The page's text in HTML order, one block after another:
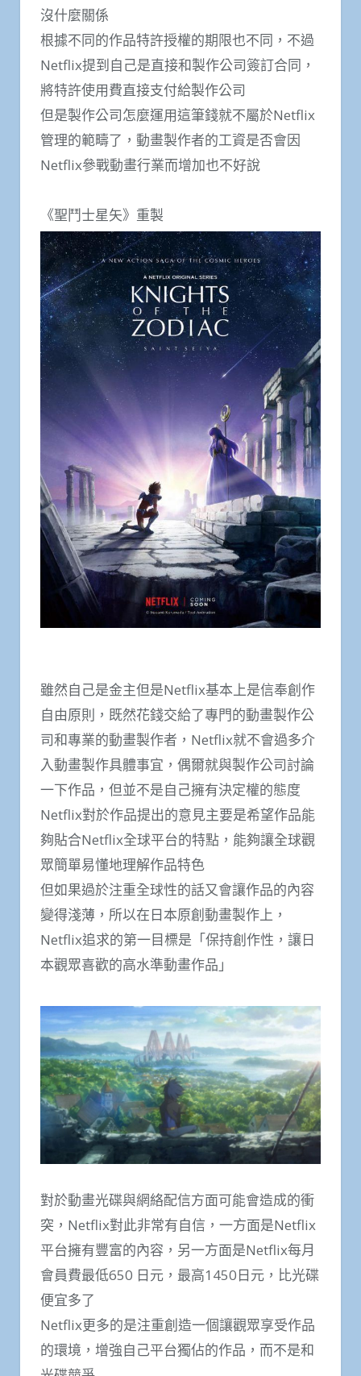
沒什麼關係
根據不同的作品特許授權的期限也不同，不過
Netflix提到自己是直接和製作公司簽訂合同，
將特許使用費直接支付給製作公司
但是製作公司怎麼運用這筆錢就不屬於Netflix
管理的範疇了，動畫製作者的工資是否會因
Netflix參戰動畫行業而增加也不好說
《聖鬥士星矢》重製
雖然自己是金主但是Netflix基本上是信奉創作
自由原則，既然花錢交給了專門的動畫製作公
司和專業的動畫製作者，Netflix就不會過多介
入動畫製作具體事宜，偶爾就與製作公司討論
一下作品，但並不是自己擁有決定權的態度
Netflix對於作品提出的意見主要是希望作品能
夠貼合Netflix全球平台的特點，能夠讓全球觀
眾簡單易懂地理解作品特色
但如果過於注重全球性的話又會讓作品的內容
變得淺薄，所以在日本原創動畫製作上，
Netflix追求的第一目標是「保持創作性，讓日
本觀眾喜歡的高水準動畫作品」
對於動畫光碟與網絡配信方面可能會造成的衝
突，Netflix對此非常有自信，一方面是Netflix
平台擁有豐富的內容，另一方面是Netflix每月
會員費最低650 日元，最高1450日元，比光碟
便宜多了
Netflix更多的是注重創造一個讓觀眾享受作品
的環境，增強自己平台獨佔的作品，而不是和